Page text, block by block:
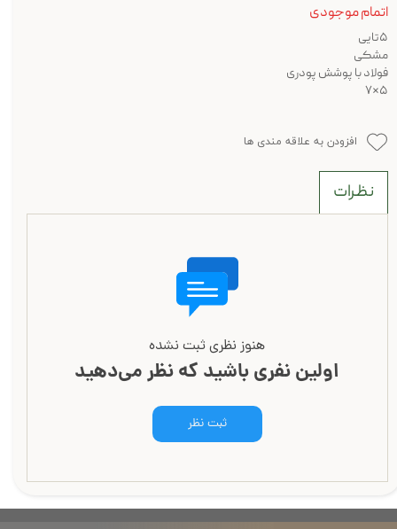
اتمام موجودی
۵تایی
مشکی
فولاد با پوشش پودری
۵*۷
افزودن به علاقه مندی ها
نظرات
هنوز نظری ثبت نشده
اولین نفری باشید که نظر می‌دهید
ثبت نظر